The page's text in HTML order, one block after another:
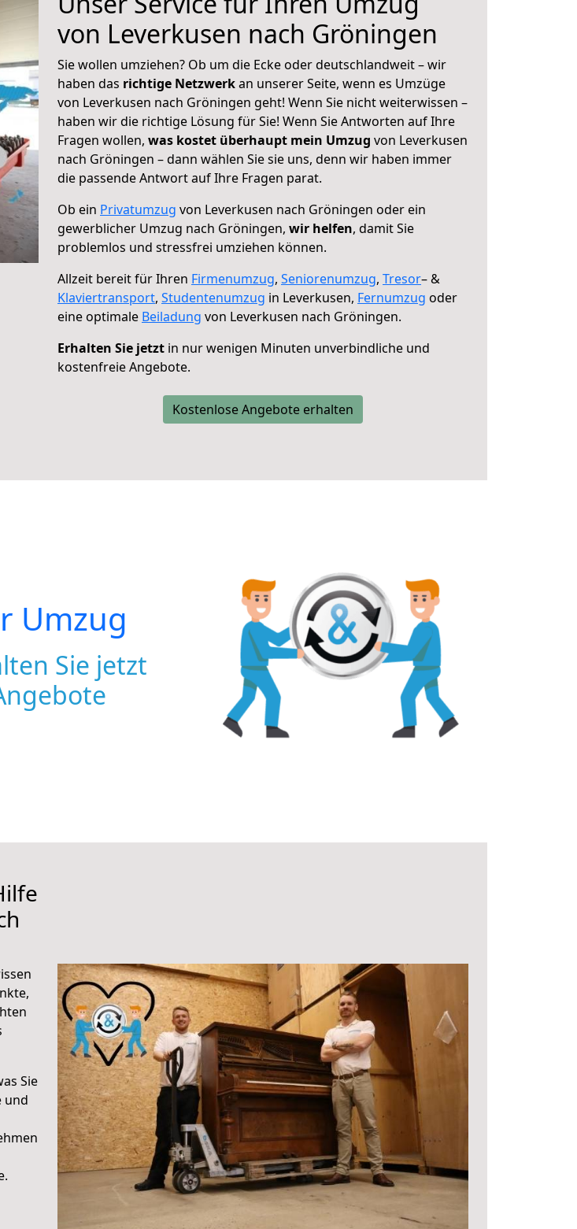
von Leverkusen nach Gröningen
Sie wollen umziehen? Ob um die Ecke oder deutschlandweit – wir
haben das richtige Netzwerkan unserer Seite, wenn es Umzüge
von Leverkusen nach Gröningen geht! Wenn Sie nicht weiterwissen –
haben wir die richtige Lösung für Sie! Wenn Sie Antworten auf Ihre
Fragen wollen, was kostet überhaupt mein Umzug von Leverkusen
nach Gröningen – dann wählen Sie sie uns, denn wir haben immer
die passende Antwort auf Ihre Fragen parat.
Ob ein Privatumzug von Leverkusen nach Gröningen oder ein
gewerblicher Umzug nach Gröningen, wir helfen, damit Sie
problemlos und stressfrei umziehen können.
Allzeit bereit für Ihren Firmenumzug, Seniorenumzug, Tresor– &
Klaviertransport, Studentenumzug in Leverkusen, Fernumzug oder
eine optimale Beiladung von Leverkusen nach Gröningen.
Erhalten Sie jetzt in nur wenigen Minuten unverbindliche und
kostenfreie Angebote.
Kostenlose Angebote erhalten
Umzug
Sie jetzt
Sie
und